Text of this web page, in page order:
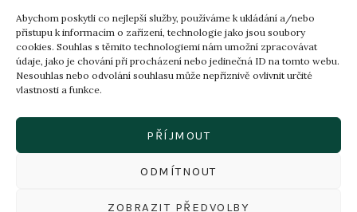
Abychom poskytli co nejlepší služby, používáme k ukládání a/nebo
přístupu k informacím o zařízení, technologie jako jsou soubory
cookies. Souhlas s těmito technologiemi nám umožní zpracovávat
údaje, jako je chování při procházení nebo jedinečná ID na tomto webu.
Nesouhlas nebo odvolání souhlasu může nepříznivě ovlivnit určité
vlastnosti a funkce.
PŘÍJMOUT
ODMÍTNOUT
ZOBRAZIT PŘEDVOLBY
E-mail:
info@atelier-fiala.cz
Telefon:
+420 724 560 203
Po–Pá 8:00–16:30
16:30–18:00 dle individuální domluvy